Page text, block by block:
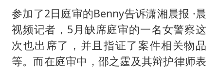
参加了2日庭审的Benny告诉潇湘晨报 ·晨
视频记者，5月缺席庭审的一名女警察这
次也出席了，并且指证了案件相关物品
等。而在庭审中，邵之霆及其辩护律师表